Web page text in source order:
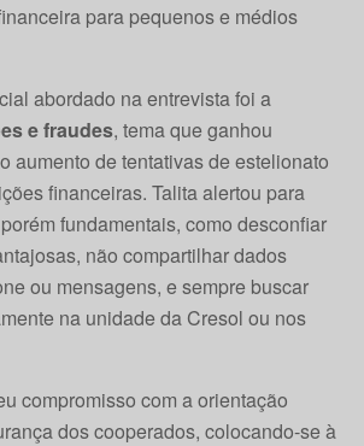
para pequenos e médios
abordado na entrevista foi a
e fraudes, tema que ganhou
aumento de tentativas de estelionato
financeiras. Talita alertou para
fundamentais, como desconfiar
não compartilhar dados
ou mensagens, e sempre buscar
na unidade da Cresol ou nos
compromisso com a orientação
dos cooperados, colocando-se à